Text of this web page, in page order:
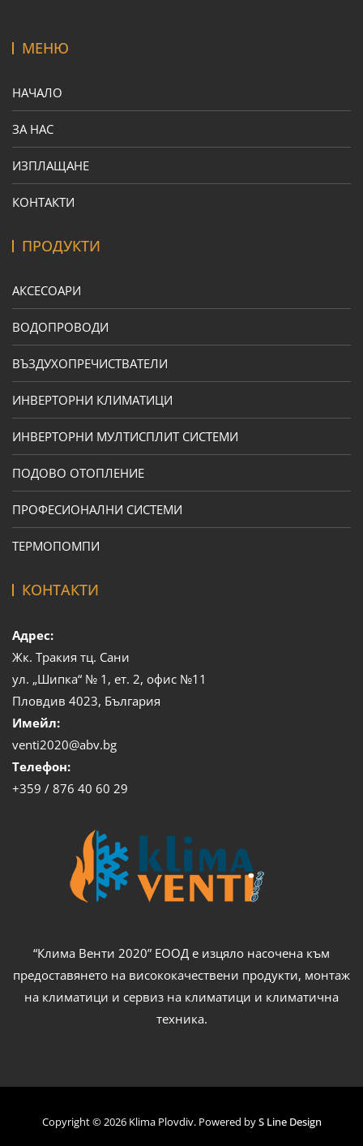
МЕНЮ
НАЧАЛО
ЗА НАС
ИЗПЛАЩАНЕ
КОНТАКТИ
ПРОДУКТИ
АКСЕСОАРИ
ВОДОПРОВОДИ
ВЪЗДУХОПРЕЧИСТВАТЕЛИ
ИНВЕРТОРНИ КЛИМАТИЦИ
ИНВЕРТОРНИ МУЛТИСПЛИТ СИСТЕМИ
ПОДОВО ОТОПЛЕНИЕ
ПРОФЕСИОНАЛНИ СИСТЕМИ
ТЕРМОПОМПИ
КОНТАКТИ
Адрес:
Жк. Тракия тц. Сани
ул. „Шипка“ № 1, ет. 2, офис №11
Пловдив 4023, България
Имейл:
venti2020@abv.bg
Телефон:
+359 / 876 40 60 29
“Клима Венти 2020” ЕООД е изцяло насочена към
предоставянето на висококачествени продукти, монтаж
на климатици и сервиз на климатици и климатична
техника.
Copyright © 2026 Klima Plovdiv. Powered byS Line Design